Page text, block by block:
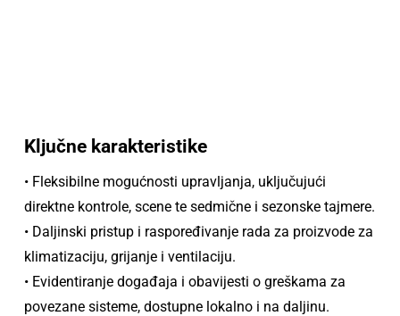
Ključne karakteristike
• Fleksibilne mogućnosti upravljanja, uključujući
direktne kontrole, scene te sedmične i sezonske tajmere.
• Daljinski pristup i raspoređivanje rada za proizvode za
klimatizaciju, grijanje i ventilaciju.
• Evidentiranje događaja i obavijesti o greškama za
povezane sisteme, dostupne lokalno i na daljinu.